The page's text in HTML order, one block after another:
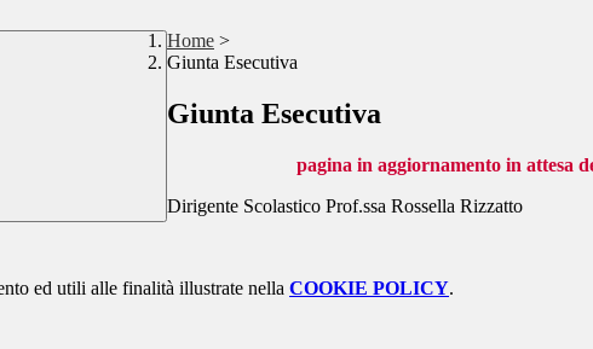
Home >
Giunta Esecutiva
Giunta Esecutiva
pagina in aggiornamento in attesa
Dirigente Scolastico Prof.ssa Rossella Rizzatto
ed utili alle finalità illustrate nella COOKIE POLICY.